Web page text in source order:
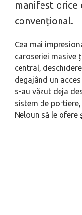
manifest orice
convențional.
Cea mai
caroseriei masive
central,
degajând un
s-au văzut deja
sistem de
Neloun să le ofere